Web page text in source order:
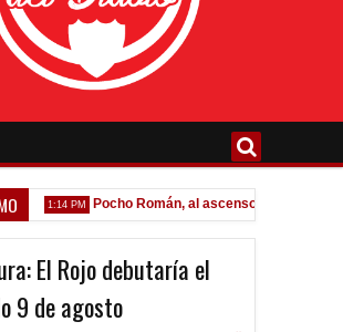
1:14 PM Pocho Román, al ascenso holandés
El Rojo debutaría el
9 de agosto